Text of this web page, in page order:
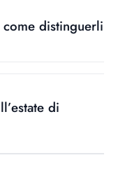
distinguerli
di